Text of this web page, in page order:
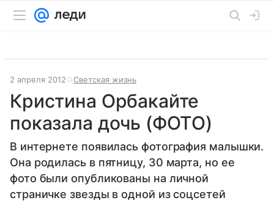
2 апреля 2012 Светская жизнь
Кристина Орбакайте
показала дочь (ФОТО)
В интернете появилась фотография малышки.
Она родилась в пятницу, 30 марта, но ее
фото были опубликованы на личной
страничке звезды в одной из соцсетей